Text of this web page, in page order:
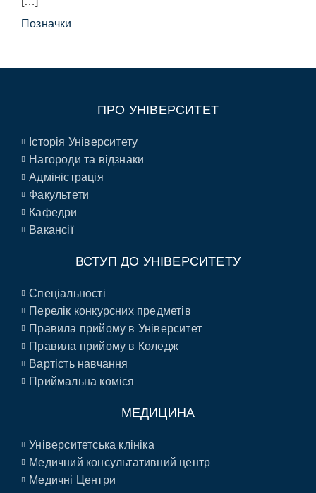
Позначки
ПРО УНІВЕРСИТЕТ
Історія Університету
Нагороди та відзнаки
Адміністрація
Факультети
Кафедри
Вакансії
ВСТУП ДО УНІВЕРСИТЕТУ
Спеціальності
Перелік конкурсних предметів
Правила прийому в Університет
Правила прийому в Коледж
Вартість навчання
Приймальна коміся
МЕДИЦИНА
Університетська клініка
Медичний консультативний центр
Медичні Центри